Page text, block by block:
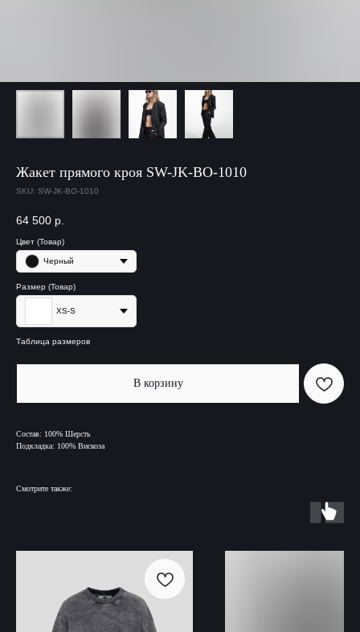
Жакет прямого кроя SW-JK-BO-1010
SKU: SW-JK-BO-1010
64 500 р.
Цвет (Товар)
Черный
Размер (Товар)
XS-S
Таблица размеров
В корзину
Состав: 100% Шерсть
Подкладка: 100% Вискоза
Смотрите также: